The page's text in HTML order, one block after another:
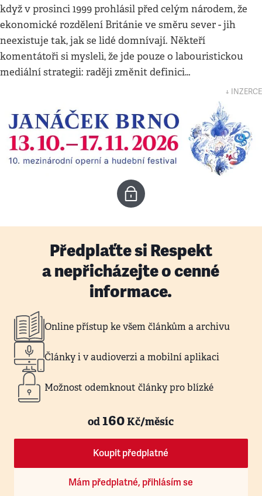
když v prosinci 1999 prohlásil před celým národem, že
ekonomické rozdělení Británie ve směru sever - jih
neexistuje tak, jak se lidé domnívají. Někteří
komentátoři si mysleli, že jde pouze o labouristickou
mediální strategii: raději změnit definici…
↓ INZERCE
Předplaťte si Respekt
a nepřicházejte o cenné
informace.
Online přístup ke všem článkům a archivu
Články i v audioverzi a mobilní aplikaci
Možnost odemknout články pro blízké
od160Kč/měsíc
Koupit předplatné
Mám předplatné, přihlásím se